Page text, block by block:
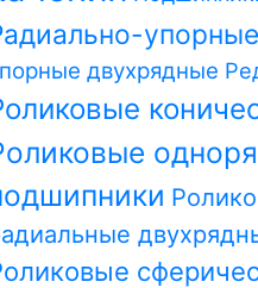
упорные
двухрядные